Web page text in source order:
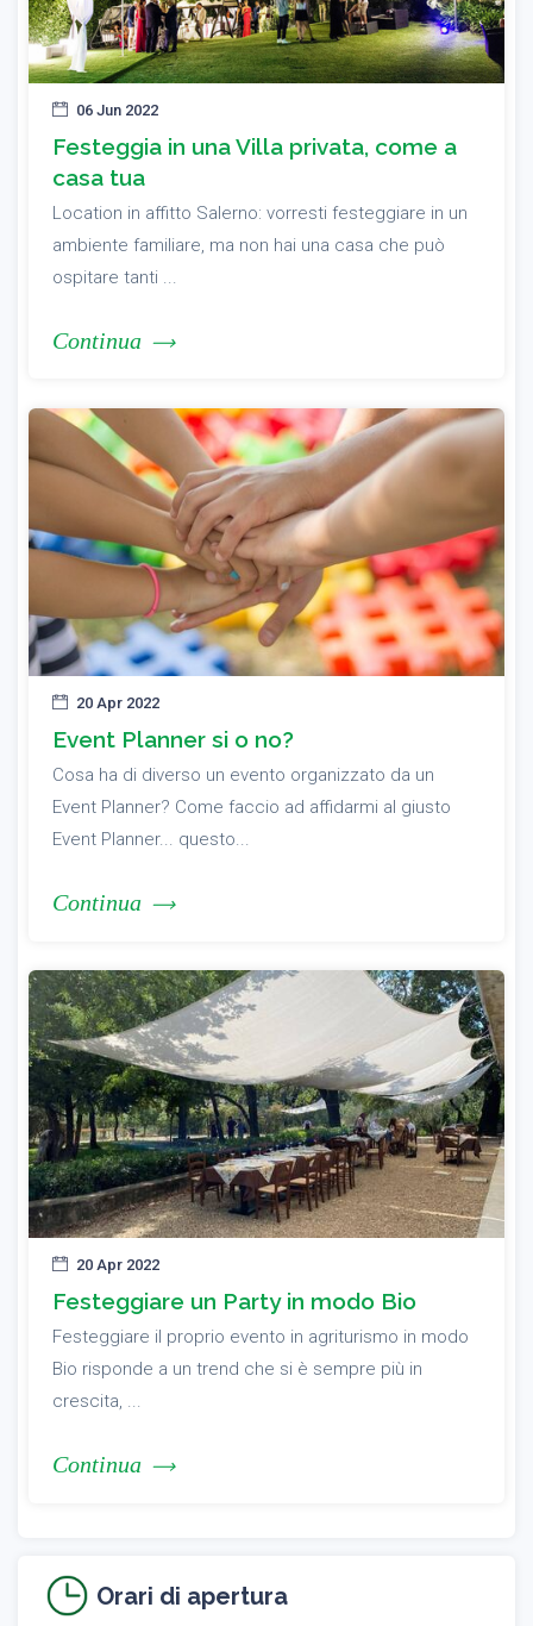
06 Jun 2022
Festeggia in una Villa privata, come a
casa tua
Location in affitto Salerno: vorresti festeggiare in un
ambiente familiare, ma non hai una casa che può
ospitare tanti ...
Continua
20 Apr 2022
Event Planner si o no?
Cosa ha di diverso un evento organizzato da un
Event Planner? Come faccio ad affidarmi al giusto
Event Planner... questo...
Continua
20 Apr 2022
Festeggiare un Party in modo Bio
Festeggiare il proprio evento in agriturismo in modo
Bio risponde a un trend che si è sempre più in
crescita, ...
Continua
Orari di apertura